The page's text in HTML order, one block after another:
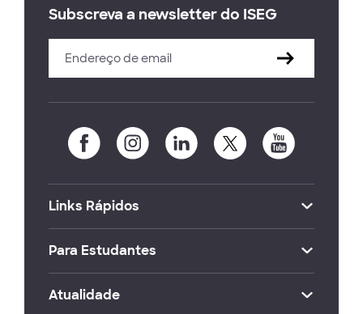
Subscreva a newsletter do ISEG
Links Rápidos
Para Estudantes
Atualidade